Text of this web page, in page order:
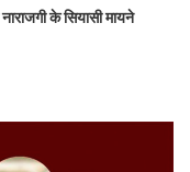
के सियासी मायने